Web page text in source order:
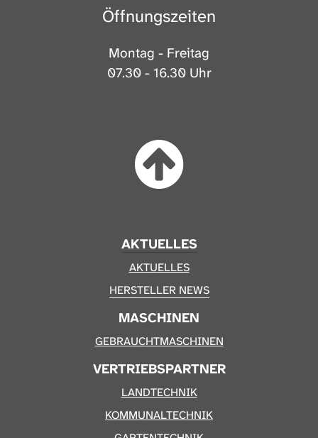
Öffnungszeiten
Montag - Freitag
07.30 - 16.30 Uhr
AKTUELLES
AKTUELLES
HERSTELLER NEWS
MASCHINEN
GEBRAUCHTMASCHINEN
VERTRIEBSPARTNER
LANDTECHNIK
KOMMUNALTECHNIK